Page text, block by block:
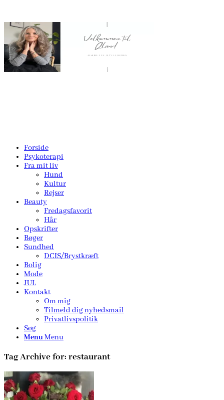
Forside
Psykoterapi
Fra mit liv
Hund
Kultur
Rejser
Beauty
Fredagsfavorit
Hår
Opskrifter
Bøger
Sundhed
DCIS/Brystkræft
Bolig
Mode
JUL
Kontakt
Om mig
Tilmeld dig nyhedsmail
Privatlivspolitik
Søg
MenuMenu
Tag Archive for: restaurant